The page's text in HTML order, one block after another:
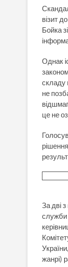
візит
Бойка
Однак
складу
не
це не
За дві
служби
жанрі)